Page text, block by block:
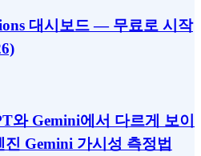
대시보드 — 무료로 시작
와 Gemini에서 다르게 보이
Gemini 가시성 측정법